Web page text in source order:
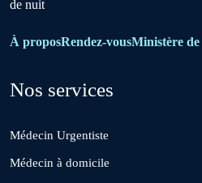
Bouznika
Deroua
El Borouj
de nuit
À proposRendez-vousMinistère de
Nos services
Médecin Urgentiste
Médecin à domicile